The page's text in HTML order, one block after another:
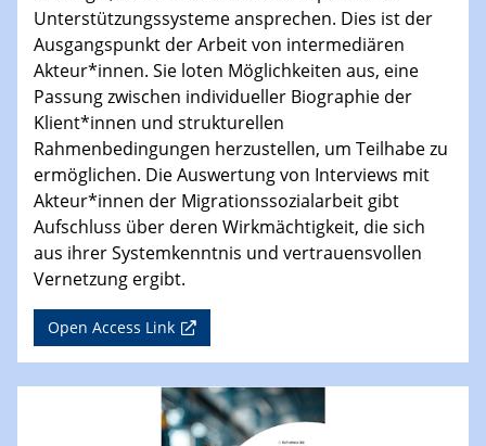
Unterstützungssysteme ansprechen. Dies ist der
Ausgangspunkt der Arbeit von intermediären
Akteur*innen. Sie loten Möglichkeiten aus, eine
Passung zwischen individueller Biographie der
Klient*innen und strukturellen
Rahmenbedingungen herzustellen, um Teilhabe zu
ermöglichen. Die Auswertung von Interviews mit
Akteur*innen der Migrationssozialarbeit gibt
Aufschluss über deren Wirkmächtigkeit, die sich
aus ihrer Systemkenntnis und vertrauensvollen
Vernetzung ergibt.
Open Access Link